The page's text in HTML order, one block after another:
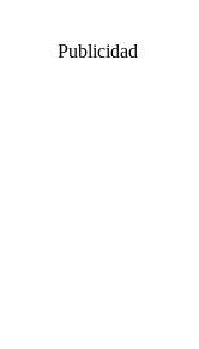
Publicidad